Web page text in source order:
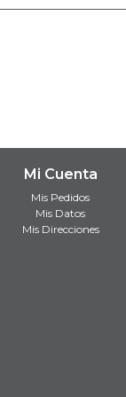
Mi Cuenta
Mis Pedidos
Mis Datos
Mis Direcciones